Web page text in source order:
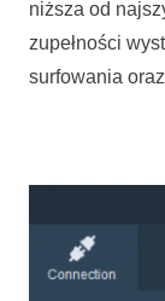
niższa od
zupełności
surfowania